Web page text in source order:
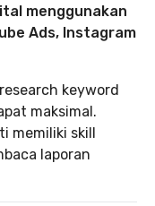
menggunakan
Ads, Instagram
keyword
maksimal.
memiliki skill
laporan